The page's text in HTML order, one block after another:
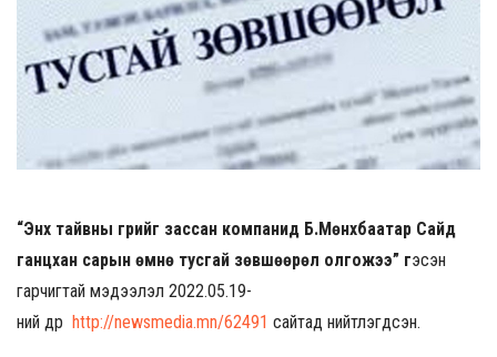
“Энх тайвны гүүрийг зассан компанид Б.Мөнхбаатар Сайд
ганцхан сарын өмнө тусгай зөвшөөрөл олгожээ” гэсэн
гарчигтай мэдээлэл 2022.05.19-
ний өдөр http://newsmedia.mn/62491 сайтад нийтлэгдсэн.